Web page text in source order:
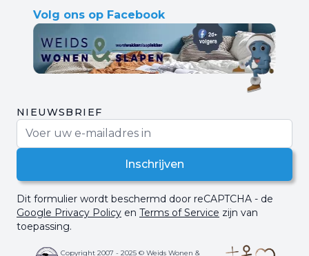
Volg ons op Facebook
NIEUWSBRIEF
Inschrijven
Dit formulier wordt beschermd door reCAPTCHA - de
Google Privacy Policy en Terms of Service zijn van
toepassing.
Copyright 2007 - 2025 © Weids Wonen &